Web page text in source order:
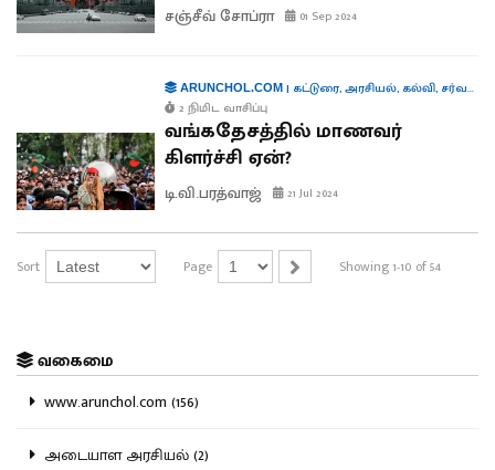
சஞ்சீவ் சோப்ரா 01 Sep 2024
ARUNCHOL.COM| கட்டுரை,அரசியல், கல்வி, சர்வதேசம்
2 நிமிட வாசிப்பு
வங்கதேசத்தில் மாணவர்
கிளர்ச்சி ஏன்?
டி.வி.பரத்வாஜ் 21 Jul 2024
Sort Page Showing 1-10 of 54
வகைமை
www.arunchol.com (156)
அடையாள அரசியல் (2)